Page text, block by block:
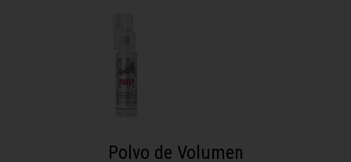
Polvo de Volumen